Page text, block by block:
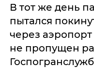
В тот же день
пытался
через
не пропущен